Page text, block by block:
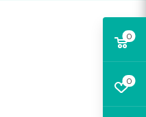
0
0